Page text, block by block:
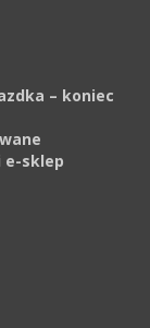
– koniec
e-sklep